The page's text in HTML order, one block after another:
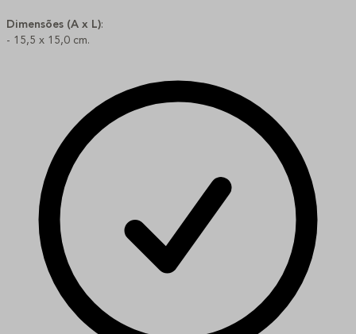
Dimensões (A x L):
- 15,5 x 15,0 cm.